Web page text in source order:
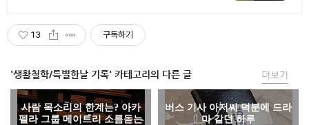
13 구독하기
'생활철학/특별한날 기록' 카테고리의 다른 글
사람 목소리의 한계는? 아카
펠라 그룹 메이트리 소름돋는
버스 기사 아저씨 덕분에 드라
마 같던 하루
더보기